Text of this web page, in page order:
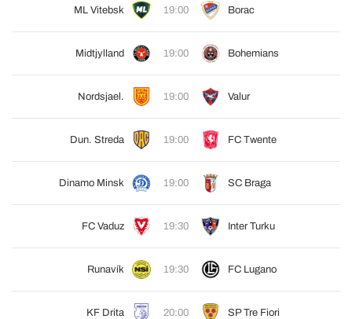
ML Vitebsk 19:00 Borac
Midtjylland 19:00 Bohemians
Nordsjael. 19:00 Valur
Dun. Streda 19:00 FC Twente
Dinamo Minsk 19:00 SC Braga
FC Vaduz 19:30 Inter Turku
Runavík 19:30 FC Lugano
KF Drita 20:00 SP Tre Fiori